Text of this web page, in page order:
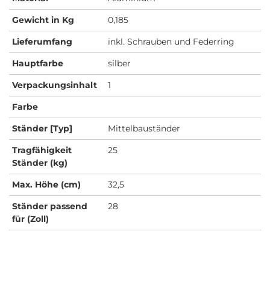
Gewicht in Kg
0,185
Lieferumfang
inkl. Schrauben und Federring
Hauptfarbe
silber
Verpackungsinhalt
1
Farbe
Ständer [Typ]
Mittelbauständer
Tragfähigkeit
Ständer (kg)
25
Max. Höhe (cm)
32,5
Ständer passend
für (Zoll)
28